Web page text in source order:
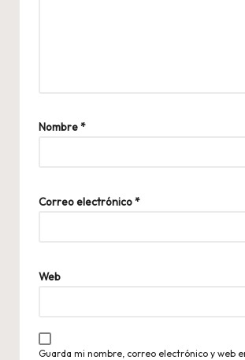
Nombre*
Correo electrónico*
Web
Guarda mi nombre, correo electrónico y web